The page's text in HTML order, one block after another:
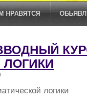
НРАВЯТСЯ
логики